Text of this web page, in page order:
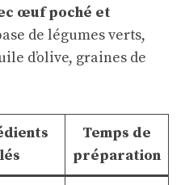
œuf poché et
de légumes verts,
d’olive, graines de
Temps de
préparation